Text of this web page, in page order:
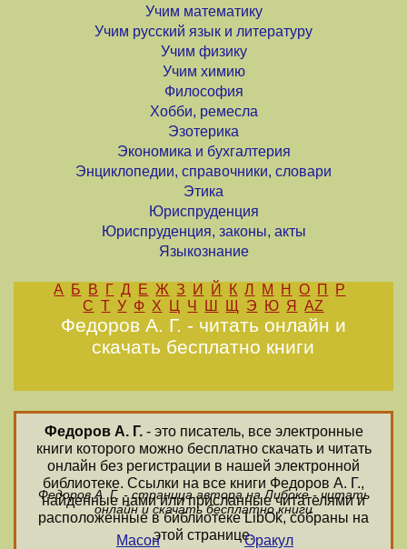
Учим математику
Учим русский язык и литературу
Учим физику
Учим химию
Философия
Хобби, ремесла
Эзотерика
Экономика и бухгалтерия
Энциклопедии, справочники, словари
Этика
Юриспруденция
Юриспруденция, законы, акты
Языкознание
А Б В Г Д Е Ж З И Й К Л М Н О П
Р
С Т У Ф Х Ц Ч Ш Щ Э Ю Я AZ
Федоров А. Г. - читать онлайн и
скачать бесплатно книги
Федоров А. Г.- это писатель, все электронные
книги которого можно бесплатно скачать и читать
онлайн без регистрации в нашей электронной
библиотеке. Ссылки на все книги Федоров А. Г.,
найденные нами или присланные читателями и
расположенные в библиотеке LibOk, собраны на
этой странице.
Федоров А. Г. - страница автора на Либоке - читать
онлайн и скачать бесплатно книги
Масон
Оракул